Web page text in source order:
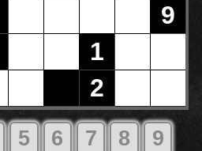
5 6 7 8 9
9
1
2